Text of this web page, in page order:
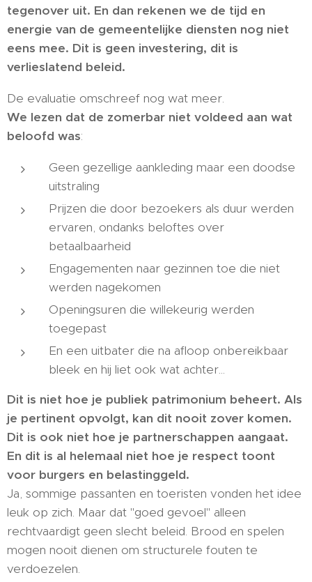
tegenover uit. En dan rekenen we de tijd en
energie van de gemeentelijke diensten nog niet
eens mee. Dit is geen investering, dit is
verlieslatend beleid.
De evaluatie omschreef nog wat meer.
We lezen dat de zomerbar niet voldeed aan wat
beloofd was:
Geen gezellige aankleding maar een doodse
uitstraling
Prijzen die door bezoekers als duur werden
ervaren, ondanks beloftes over
betaalbaarheid
Engagementen naar gezinnen toe die niet
werden nagekomen
Openingsuren die willekeurig werden
toegepast
En een uitbater die na afloop onbereikbaar
bleek en hij liet ook wat achter...
Dit is niet hoe je publiek patrimonium beheert. Als
je pertinent opvolgt, kan dit nooit zover komen.
Dit is ook niet hoe je partnerschappen aangaat.
En dit is al helemaal niet hoe je respect toont
voor burgers en belastinggeld.
Ja, sommige passanten en toeristen vonden het idee
leuk op zich. Maar dat "goed gevoel" alleen
rechtvaardigt geen slecht beleid. Brood en spelen
mogen nooit dienen om structurele fouten te
verdoezelen.